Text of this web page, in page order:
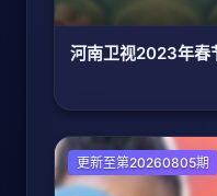
港台综艺
更新至第20260805期